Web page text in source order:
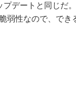
プデートと同じだ
弱性なので、でき